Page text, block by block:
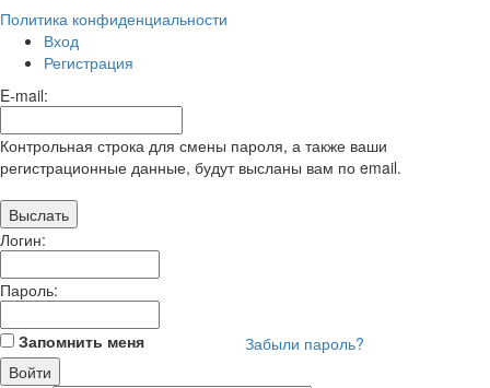
Политика конфиденциальности
Вход
Регистрация
E-mail:
Контрольная строка для смены пароля, а также ваши
регистрационные данные, будут высланы вам по email.
Логин:
Пароль:
Запомнить меня Забыли пароль?